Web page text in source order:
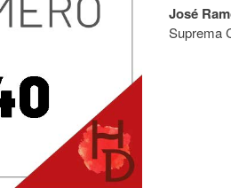
José
Suprema